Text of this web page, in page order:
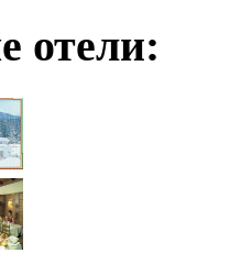
отели: